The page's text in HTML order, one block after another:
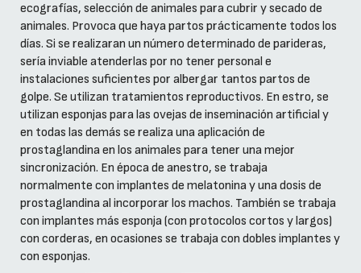
ecografías, selección de animales para cubrir y secado de
animales. Provoca que haya partos prácticamente todos los
días. Si se realizaran un número determinado de parideras,
sería inviable atenderlas por no tener personal e
instalaciones suficientes por albergar tantos partos de
golpe. Se utilizan tratamientos reproductivos. En estro, se
utilizan esponjas para las ovejas de inseminación artificial y
en todas las demás se realiza una aplicación de
prostaglandina en los animales para tener una mejor
sincronización. En época de anestro, se trabaja
normalmente con implantes de melatonina y una dosis de
prostaglandina al incorporar los machos. También se trabaja
con implantes más esponja (con protocolos cortos y largos)
con corderas, en ocasiones se trabaja con dobles implantes y
con esponjas.